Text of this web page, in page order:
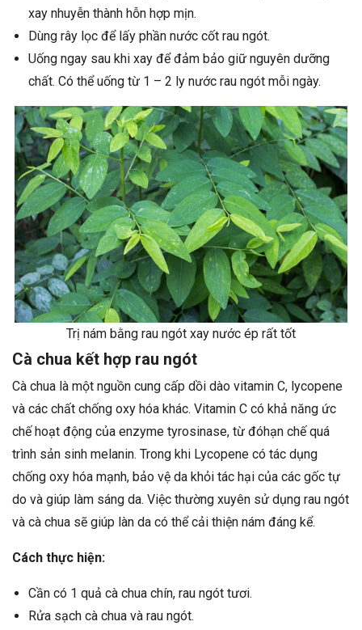
xay nhuyễn thành hỗn hợp mịn.
Dùng rây lọc để lấy phần nước cốt rau ngót.
Uống ngay sau khi xay để đảm bảo giữ nguyên dưỡng
chất. Có thể uống từ 1 – 2 ly nước rau ngót mỗi ngày.
Trị nám bằng rau ngót xay nước ép rất tốt
Cà chua kết hợp rau ngót
Cà chua là một nguồn cung cấp dồi dào vitamin C, lycopene
và các chất chống oxy hóa khác. Vitamin C có khả năng ức
chế hoạt động của enzyme tyrosinase, từ đóhạn chế quá
trình sản sinh melanin. Trong khi Lycopene có tác dụng
chống oxy hóa mạnh, bảo vệ da khỏi tác hại của các gốc tự
do và giúp làm sáng da. Việc thường xuyên sử dụng rau ngót
và cà chua sẽ giúp làn da có thể cải thiện nám đáng kể.
Cách thực hiện:
Cần có 1 quả cà chua chín, rau ngót tươi.
Rửa sạch cà chua và rau ngót.